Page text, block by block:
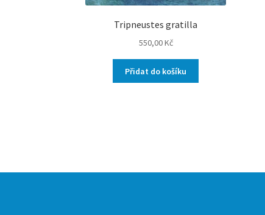
Tripneustes gratilla
550,00Kč
Přidat do košíku